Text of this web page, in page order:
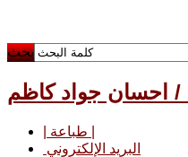
بحث
البريد الإلكتروني